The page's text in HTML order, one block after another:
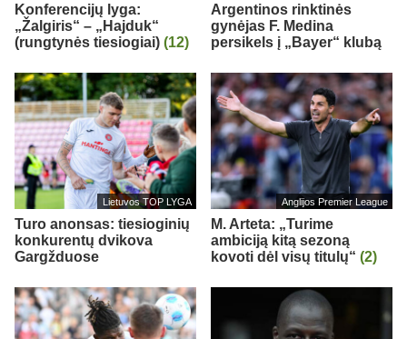
Konferencijų lyga:
„Žalgiris“ – „Hajduk“
(rungtynės tiesiogiai) (12)
Argentinos rinktinės
gynėjas F. Medina
persikels į „Bayer“ klubą
Lietuvos TOP LYGA
Turo anonsas: tiesioginių
konkurentų dvikova
Gargžduose
Anglijos Premier League
M. Arteta: „Turime
ambiciją kitą sezoną
kovoti dėl visų titulų“ (2)